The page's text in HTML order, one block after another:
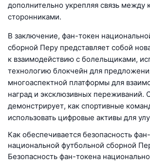
дополнительно укрепляя связь между
сторонниками.
В заключение, фан-токен
сборной Перу представляет собой
к взаимодействию с болельщиками,
технологию блокчейн для
многоаспектной платформы для
наград и эксклюзивных переживаний.
демонстрирует, как спортивные
использовать цифровые активы для
Как обеспечивается безопасность
национальной футбольной сборной
Безопасность фан-токена